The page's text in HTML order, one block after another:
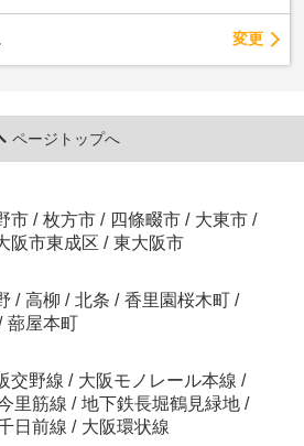
変更
ページトップへ
市 / 枚方市 / 四條畷市 / 大東市 /
阪市東成区 / 東大阪市
/ 高柳 / 北条 / 香里園桜木町 /
蔀屋本町
交野線 / 大阪モノレール本線 /
里筋線 / 地下鉄長堀鶴見緑地 /
日前線 / 大阪環状線